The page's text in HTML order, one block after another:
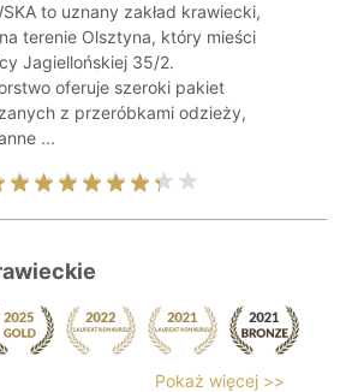
to uznany zakład krawiecki,
terenie Olsztyna, który mieści
Jagiellońskiej 35/2.
oferuje szeroki pakiet
z przeróbkami odzieży,
...
Pokaż więcej >>